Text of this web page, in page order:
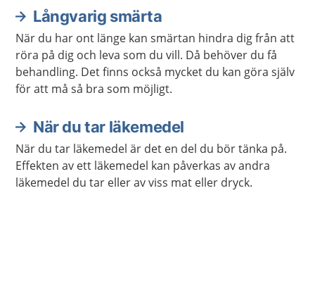
Långvarig smärta
När du har ont länge kan smärtan hindra dig från att
röra på dig och leva som du vill. Då behöver du få
behandling. Det finns också mycket du kan göra själv
för att må så bra som möjligt.
När du tar läkemedel
När du tar läkemedel är det en del du bör tänka på.
Effekten av ett läkemedel kan påverkas av andra
läkemedel du tar eller av viss mat eller dryck.